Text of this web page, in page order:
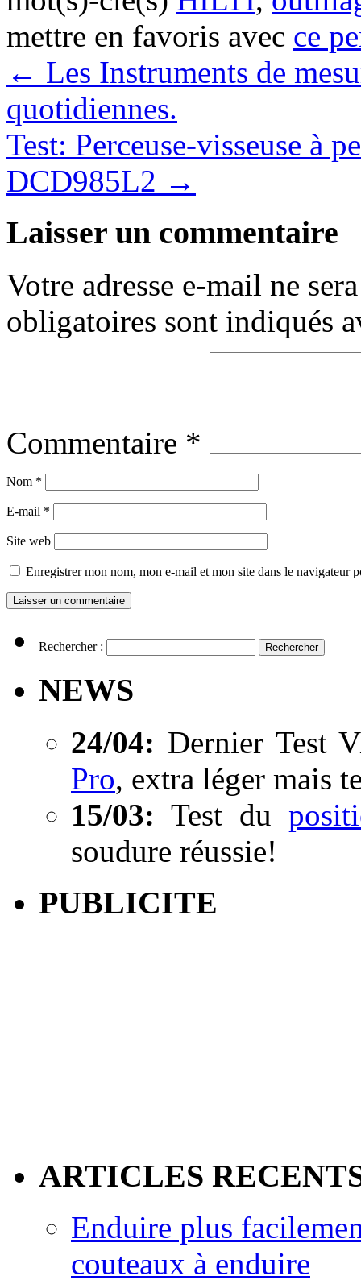
mettre en favoris avec ce
← Les Instruments de
quotidiennes.
Test: Perceuse-visseuse à
DCD985L2 →
Laisser un commentaire
Votre adresse e-mail ne
obligatoires sont indiqués
Commentaire *
Nom *
E-mail *
Site web
Enregistrer mon nom, mon e-mail et mon site dans le navigateur
Rechercher :
NEWS
24/04: Dernier Test
Pro, extra léger mais
15/03: Test du
soudure réussie!
PUBLICITE
ARTICLES
Enduire plus
couteaux à enduire